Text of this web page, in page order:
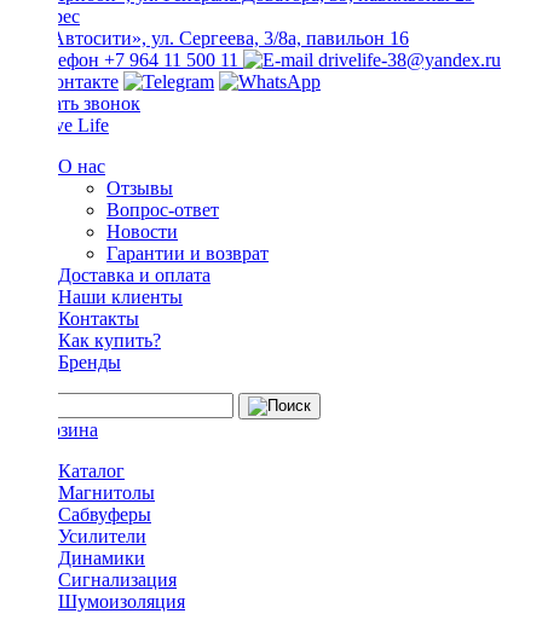
ТЦ «Автосити», ул. Сергеева, 3/8а, павильон 16
+7 964 11 500 11
drivelife-38@yandex.ru
Заказать звонок
О нас
Отзывы
Вопрос-ответ
Новости
Гарантии и возврат
Доставка и оплата
Наши клиенты
Контакты
Как купить?
Бренды
Каталог
Магнитолы
Сабвуферы
Усилители
Динамики
Сигнализация
Шумоизоляция